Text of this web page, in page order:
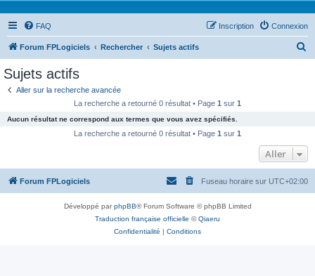
FAQ Connexion
Inscription
Forum FPLogiciels Rechercher Sujets actifs
c
e
Sujets actifs
Aller sur la recherche avancée
La recherche a retourné 0 résultat • Page 1 sur 1
Aucun résultat ne correspond aux termes que vous avez spécifiés.
La recherche a retourné 0 résultat • Page 1 sur 1
Aller
Forum FPLogiciels Fuseau horaire sur UTC+02:00
Développé parphpBB® Forum Software © phpBB Limited
Traduction française officielle ©Qiaeru
Confidentialité | Conditions